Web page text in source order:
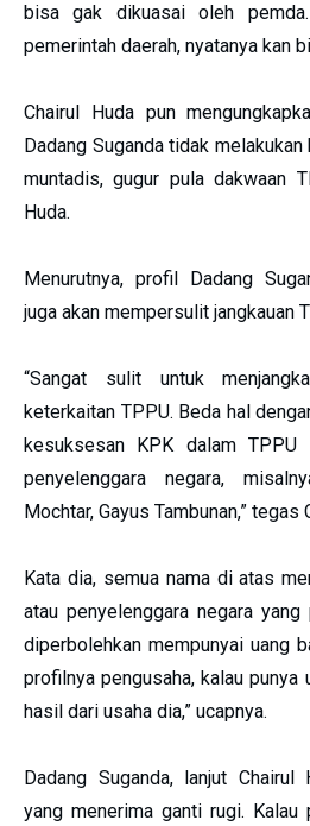
bisa gak dikuasai oleh
pemerintah daerah, nyatanya kan
Chairul Huda pun
Dadang Suganda tidak
muntadis, gugur pula dakwaan
Huda.
Menurutnya, profil Dadang
juga akan mempersulit jangkauan
“Sangat sulit untuk
keterkaitan TPPU. Beda hal
kesuksesan KPK dalam
penyelenggara negara,
Mochtar, Gayus Tambunan,” tegas
Kata dia, semua nama di atas
atau penyelenggara negara
diperbolehkan mempunyai uang
profilnya pengusaha, kalau punya
hasil dari usaha dia,” ucapnya.
Dadang Suganda, lanjut Chairul
yang menerima ganti rugi. Kalau